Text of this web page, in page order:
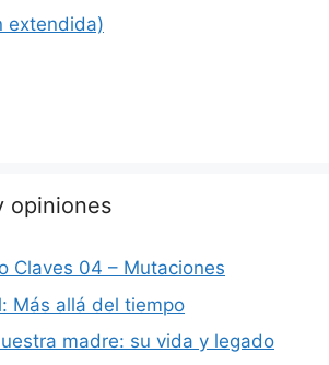
extendida)
opiniones
Claves 04 – Mutaciones
Más allá del tiempo
madre: su vida y legado